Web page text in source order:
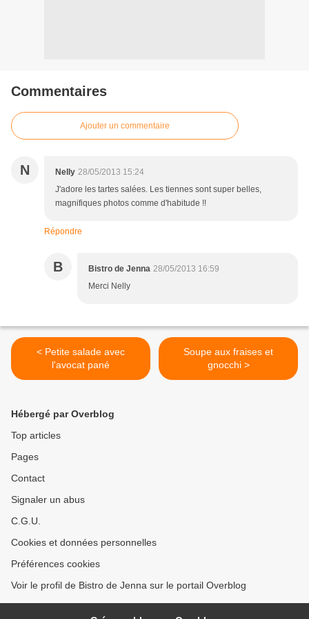
Commentaires
Ajouter un commentaire
N Nelly 28/05/2013 15:24
J'adore les tartes salées. Les tiennes sont super belles,
magnifiques photos comme d'habitude !!
Répondre
B Bistro de Jenna 28/05/2013 16:59
Merci Nelly
< Petite salade avec
l'avocat pané
Soupe aux fraises et
gnocchi >
Hébergé par Overblog
Top articles
Pages
Contact
Signaler un abus
C.G.U.
Cookies et données personnelles
Préférences cookies
Voir le profil de Bistro de Jenna sur le portail Overblog